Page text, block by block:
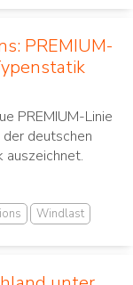
PREMIUM-
PREMIUM-Linie
deutschen
Windlast